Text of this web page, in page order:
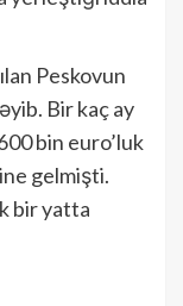
Peskovun
Bir kaç ay
bin euro’luk
gelmişti.
bir yatta